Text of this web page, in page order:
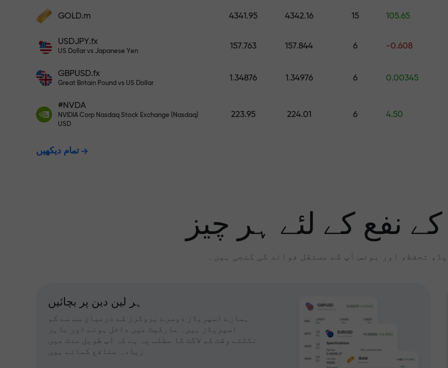
فنڈز جمع کریں اور اپنے ڈپازٹ سے 1,000 گنا بڑا
نہیں ہے۔ ڈپازٹ جتنا بڑا ہوگا، اتنا
ہی زیادہ ضرب ہوگا۔
اپنے اکاونٹ میں جمع کروائیں $333 — اور حاصل کریں تک کا تحفہ $1,500
سے پاک تجارت - ہم آپ کے
منافع کی ضمانت دیتے ہیں۔
X1000 تک کا بونس — مارکیٹ میں
GOLD.m 4341.95 4342.16 15 105.65
USDJPY.fx
US Dollar vs Japanese Yen
157.763 157.844 6 -0.608
GBPUSD.fx
Great Britain Pound vs US Dollar
1.34876 1.34976 6 0.00345
#NVDA
NVIDIA Corp Nasdaq Stock Exchange (Nasdaq)
USD
223.95 224.01 6 4.50
تمام دیکھیں
نفع کے لئے ہر چیز
تحفظ، اور بونس آپ کے مستقل فوائد کی کنجی ہیں۔
ہر لین دین پر بچائیں
ہمارے اسپریڈز دوسرے بروکرز کے درمیان سب سے کم
اسپریڈز ہیں۔ مارکیٹ میں داخل ہونے اور باہر
نکلتے وقت کم لاگت کا مطلب یہ ہے کہ آپ طویل مدت میں
زیادہ منافع کماتے ہیں